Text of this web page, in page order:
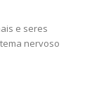
e seres
nervoso